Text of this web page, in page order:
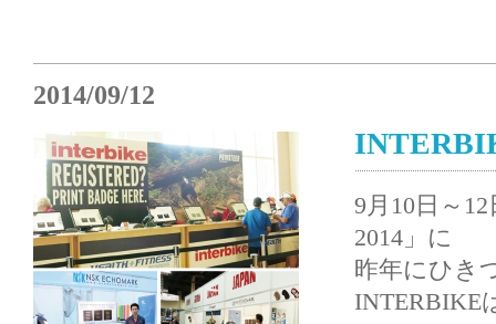
2014/09/12
9月10日～
2014」に
昨年にひき
INTERBIKE